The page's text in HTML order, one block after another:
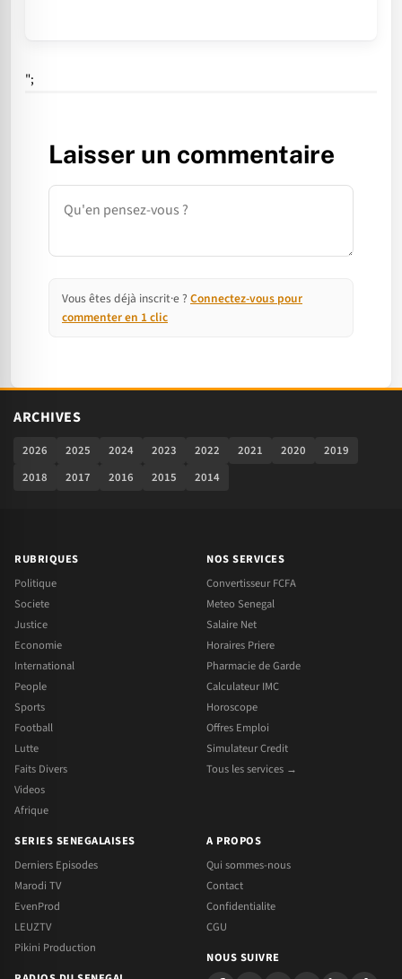
";
Laisser un commentaire
Commentaire
Vous êtes déjà inscrit·e ? Connectez-vous pour
commenter en 1 clic
ARCHIVES
2026 2025 2024 2023 2022 2021 2020
2019
2018
2017 2016 2015 2014
RUBRIQUES
Politique
Societe
Justice
Economie
International
People
Sports
Football
Lutte
Faits Divers
Videos
Afrique
NOS SERVICES
Convertisseur FCFA
Meteo Senegal
Salaire Net
Horaires Priere
Pharmacie de Garde
Calculateur IMC
Horoscope
Offres Emploi
Simulateur Credit
Tous les services →
SERIES SENEGALAISES
Derniers Episodes
Marodi TV
EvenProd
LEUZTV
Pikini Production
A PROPOS
Qui sommes-nous
Contact
Confidentialite
CGU
NOUS SUIVRE